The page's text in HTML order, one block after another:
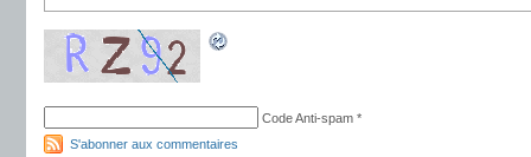
Code Anti-spam *
S'abonner aux commentaires